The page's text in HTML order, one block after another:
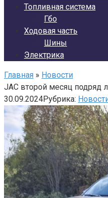
Топливная система
Гбо
Ходовая часть
Шины
Электрика
Главная » Новости
JAC второй месяц подряд
30.09.2024Рубрика: